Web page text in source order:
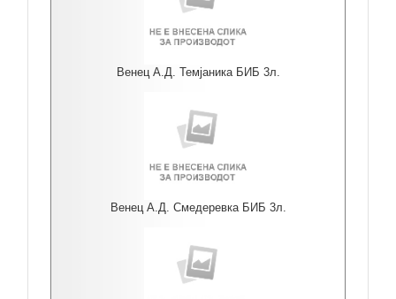
Венец А.Д. Темјаника БИБ 3л.
Венец А.Д. Смедеревка БИБ 3л.